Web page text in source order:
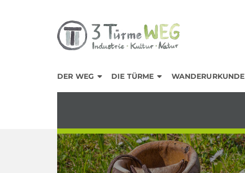
DER WEG DIE TÜRME WANDERURKUNDE